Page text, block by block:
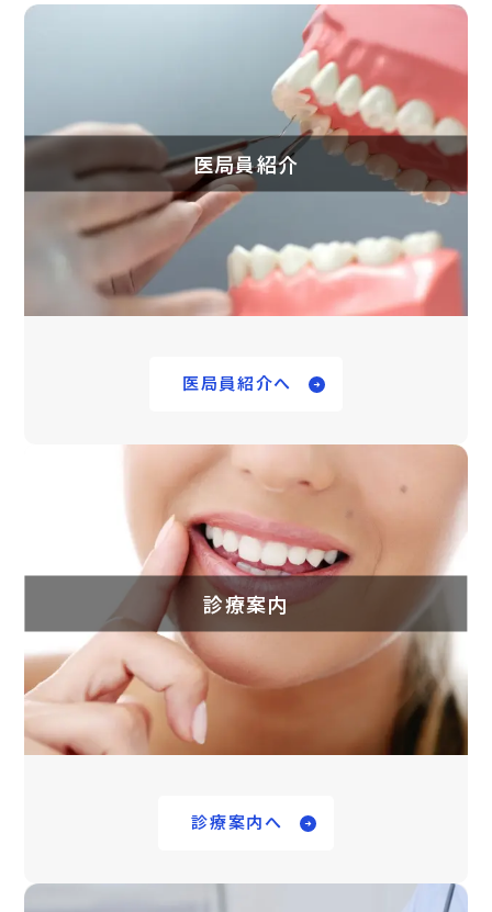
医局員紹介
医局員紹介へ
診療案内
診療案内へ